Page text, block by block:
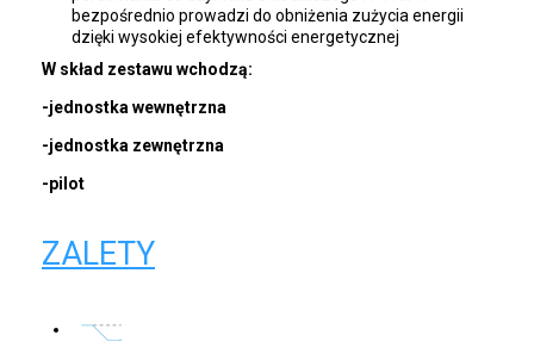
bezpośrednio prowadzi do obniżenia zużycia energii
dzięki wysokiej efektywności energetycznej
W skład zestawu wchodzą:
-jednostka wewnętrzna
-jednostka zewnętrzna
-pilot
ZALETY